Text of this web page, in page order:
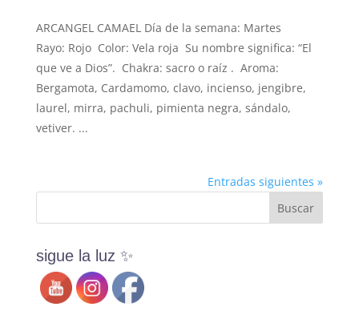
ARCANGEL CAMAEL Día de la semana: Martes
Rayo: Rojo Color: Vela roja Su nombre significa: “El
que ve a Dios”. Chakra: sacro o raíz . Aroma:
Bergamota, Cardamomo, clavo, incienso, jengibre,
laurel, mirra, pachuli, pimienta negra, sándalo,
vetiver. ...
Entradas siguientes »
sigue la luz ✨